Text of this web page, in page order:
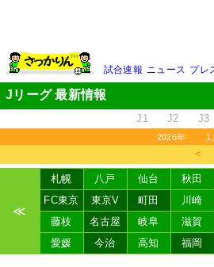
試合速報 ニュース プレ
Jリーグ 最新情報
J1 J2 J3
2026年 1
＜
≪
札幌 八戸 仙台 秋田
FC東京
東京V 町田 川崎
藤枝
名古屋 岐阜 滋賀
愛媛
今治 高知 福岡